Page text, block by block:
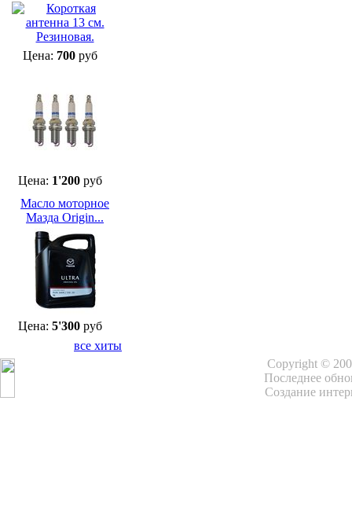
Цена: 700руб
Цена: 1'200руб
Масло моторное
Мазда Origin...
Цена: 5'300руб
все хиты
Copyright ©
Последнее
Создание